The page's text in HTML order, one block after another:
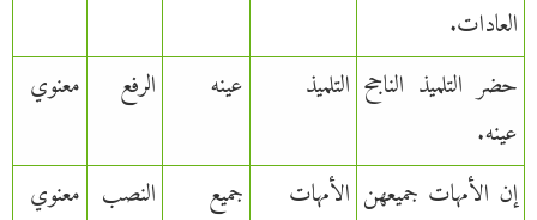
العادات.
حضر التلميذ الناجح
عينه.
التلميذ عينه الرفع معنوي
إن الأمهات جميعهن الأمهات جميع النصب معنوي